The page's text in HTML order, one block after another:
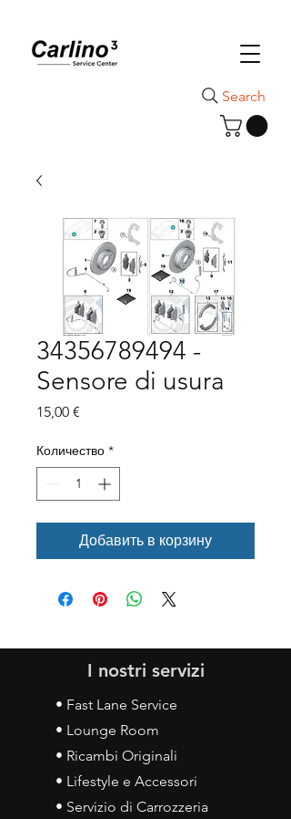
Search
34356789494 -
Sensore di usura
15,00 €
Количество *
Добавить в корзину
I nostri servizi
• Fast Lane Service
• Lounge Room
• Ricambi Originali
• Lifestyle e Accessori
• Servizio di Carrozzeria